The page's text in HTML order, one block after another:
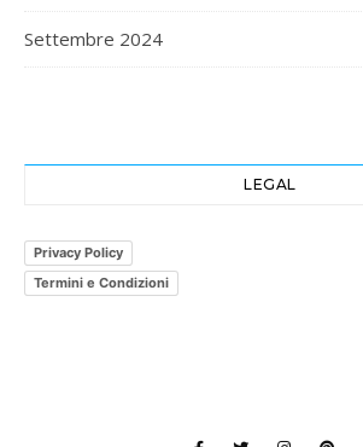
Settembre 2024
LEGAL
Privacy Policy
Termini e Condizioni